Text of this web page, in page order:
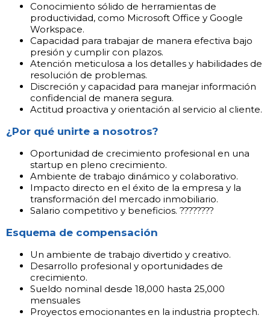
Conocimiento sólido de herramientas de
productividad, como Microsoft Office y Google
Workspace.
Capacidad para trabajar de manera efectiva bajo
presión y cumplir con plazos.
Atención meticulosa a los detalles y habilidades de
resolución de problemas.
Discreción y capacidad para manejar información
confidencial de manera segura.
Actitud proactiva y orientación al servicio al cliente.
¿Por qué unirte a nosotros?
Oportunidad de crecimiento profesional en una
startup en pleno crecimiento.
Ambiente de trabajo dinámico y colaborativo.
Impacto directo en el éxito de la empresa y la
transformación del mercado inmobiliario.
Salario competitivo y beneficios. ????????
Esquema de compensación
Un ambiente de trabajo divertido y creativo.
Desarrollo profesional y oportunidades de
crecimiento.
Sueldo nominal desde 18,000 hasta 25,000
mensuales
Proyectos emocionantes en la industria proptech.